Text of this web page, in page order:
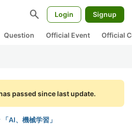
search Login Signup
Question Official Event Official
passed since last update.
AI、機械学習」